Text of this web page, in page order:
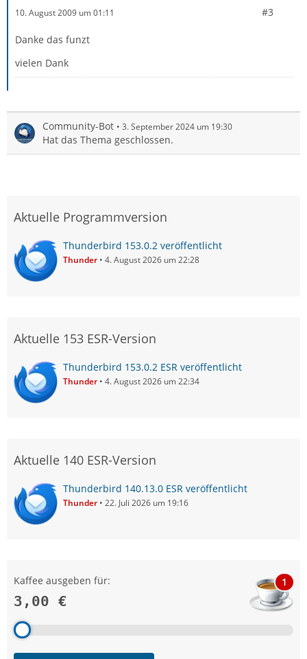
10. August 2009 um 01:11 #3
Danke das funzt
vielen Dank
Community-Bot 3. September 2024 um 19:30
Hat das Thema geschlossen.
Aktuelle Programmversion
Thunderbird 153.0.2 veröffentlicht
Thunder 4. August 2026 um 22:28
Aktuelle 153 ESR-Version
Thunderbird 153.0.2 ESR veröffentlicht
Thunder 4. August 2026 um 22:34
Aktuelle 140 ESR-Version
Thunderbird 140.13.0 ESR veröffentlicht
Thunder 22. Juli 2026 um 19:16
Kaffee ausgeben für:
3,00 €
1